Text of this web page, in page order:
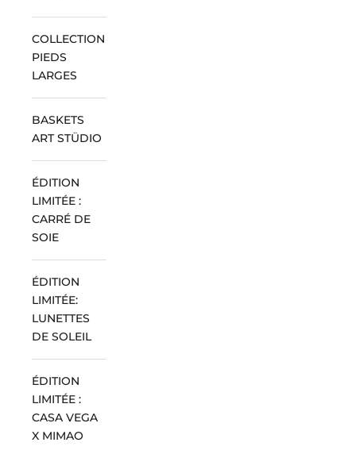
COLLECTION
PIEDS
LARGES
BASKETS
ART STÜDIO
ÉDITION
LIMITÉE :
CARRÉ DE
SOIE
ÉDITION
LIMITÉE:
LUNETTES
DE SOLEIL
ÉDITION
LIMITÉE :
CASA VEGA
X MIMAO